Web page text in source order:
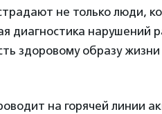
не только люди,
диагностика нарушений
здоровому образу
на горячей линии